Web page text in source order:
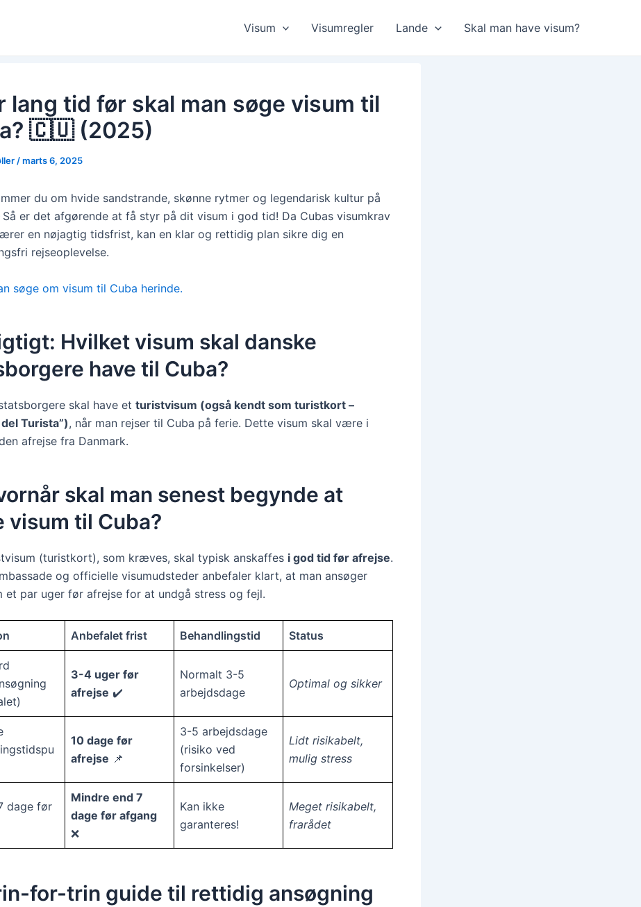
Visum Visumregler Lande Skal man have visum?
lang tid før skal man søge visum til
🇨🇺 (2025)
/marts 6, 2025
du om hvide sandstrande, skønne rytmer og legendarisk kultur på
Så er det afgørende at få styr på dit visum i god tid! Da Cubas visumkrav
en nøjagtig tidsfrist, kan en klar og rettidig plan sikre dig en
rejseoplevelse.
søge om visum til Cuba herinde.
Hvilket visum skal danske
have til Cuba?
skal have et turistvisum (også kendt som turistkort –
Turista”), når man rejser til Cuba på ferie. Dette visum skal være i
afrejse fra Danmark.
skal man senest begynde at
visum til Cuba?
(turistkort), som kræves, skal typisk anskaffes i god tid før afrejse.
og officielle visumudsteder anbefaler klart, at man ansøger
et par uger før afrejse for at undgå stress og fejl.
Anbefalet frist Behandlingstid Status
3-4 uger før
afrejse ✔️
Normalt 3-5
arbejdsdage
Optimal og sikker
10 dage før
afrejse 📌
3-5 arbejdsdage
(risiko ved
forsinkelser)
Lidt risikabelt,
mulig stress
dage før
Mindre end 7
dage før afgang
❌
Kan ikke
garanteres!
Meget risikabelt,
frarådet
for-trin guide til rettidig ansøgning